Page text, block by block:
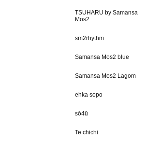
TSUHARU by Samansa
Mos2
sm2rhythm
Samansa Mos2 blue
Samansa Mos2 Lagom
ehka sopo
sō4ū
Te chichi